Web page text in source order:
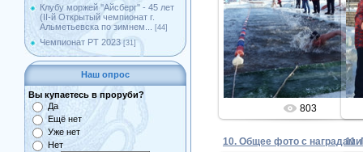
Клубу моржей ''Айсберг'' - 45 лет
(II-й Открытый чемпионат г.
Альметьевска по зимнем...
[44]
Чемпионат РТ 2023 [31]
Наш опрос
Вы купаетесь в проруби?
Да
Ещё нет
Уже нет
Нет
02.02.2019
Admin
803
10. Общее фото с наградами
11.